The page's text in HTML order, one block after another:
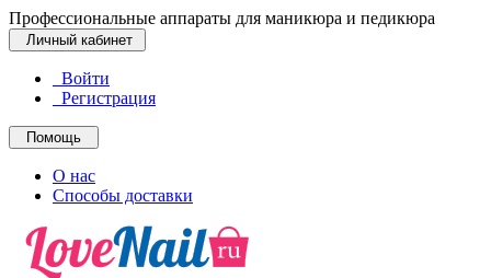
Профессиональные аппараты для маникюра и педикюра
Личный кабинет
Войти
Регистрация
Помощь
О нас
Способы доставки